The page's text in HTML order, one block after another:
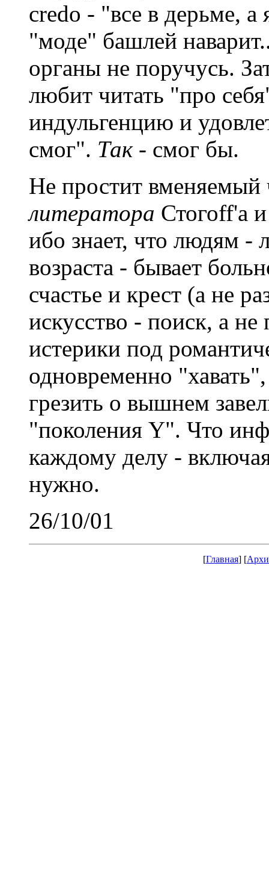
credo - "все в дерьме, а
"моде" башлей
органы не поручусь.
любит читать "про
индульгенцию и
смог". Так- смог бы.
Не простит вменяемый
литератора Стогоff'а
ибо знает, что людям -
возраста - бывает
счастье и крест (а не
искусство - поиск, а
истерики под
одновременно
грезить о вышнем
"поколения Y". Что
каждому делу -
нужно.
26/10/01
[Главная] [